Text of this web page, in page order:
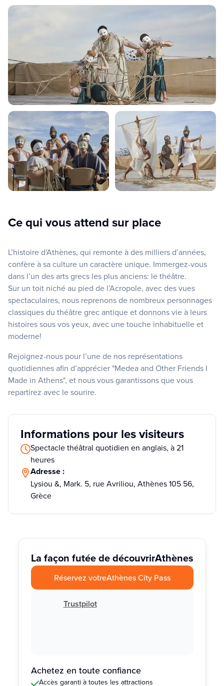
Ce qui vous attend sur place
L’histoire d’Athènes, qui remonte à des milliers d’années,
confère à sa culture un caractère unique. Immergez-vous
dans l’un des arts grecs les plus anciens: le théâtre.
Sur un toit niché au pied de l’Acropole, avec des vues
spectaculaires, nous reprenons de nombreux personnages
classiques du théâtre grec antique et donnons vie à leurs
histoires sous vos yeux, avec une touche inhabituelle et
moderne!
Rejoignez-nous pour l’une de nos représentations
quotidiennes afin d’apprécier "Medea and Other Friends I
Made in Athens", et nous vous garantissons que vous
repartirez avec le sourire.
Informations pour les visiteurs
Spectacle théâtral quotidien en anglais, à 21
heures
Adresse :
Lysiou &, Mark. 5, rue Avriliou, Athènes 105 56,
Grèce
La façon futée de découvrirAthènes
Réservez votreAthènes City Pass
Trustpilot
Achetez en toute confiance
Accès garanti à toutes les attractions